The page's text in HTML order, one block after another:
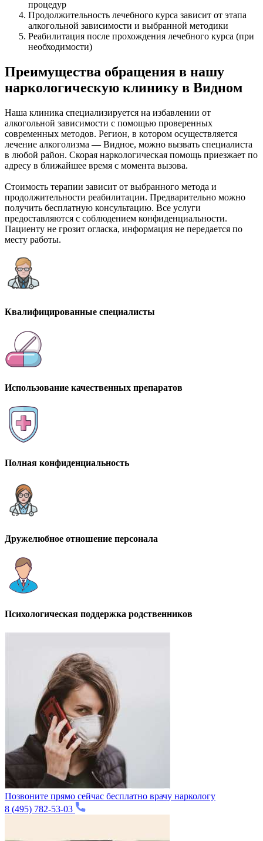
процедур
Продолжительность лечебного курса зависит от этапа
алкогольной зависимости и выбранной методики
Реабилитация после прохождения лечебного курса (при
необходимости)
Преимущества обращения в нашу
наркологическую клинику в Видном
Наша клиника специализируется на избавлении от
алкогольной зависимости с помощью проверенных
современных методов. Регион, в котором осуществляется
лечение алкоголизма — Видное, можно вызвать специалиста
в любой район. Скорая наркологическая помощь приезжает по
адресу в ближайшее время с момента вызова.
Стоимость терапии зависит от выбранного метода и
продолжительности реабилитации. Предварительно можно
получить бесплатную консультацию. Все услуги
предоставляются с соблюдением конфиденциальности.
Пациенту не грозит огласка, информация не передается по
месту работы.
Квалифицированные специалисты
Использование качественных препаратов
Полная конфиденциальность
Дружелюбное отношение персонала
Психологическая поддержка родственников
Позвоните прямо сейчас бесплатно врачу наркологу
8 (495) 782-53-03